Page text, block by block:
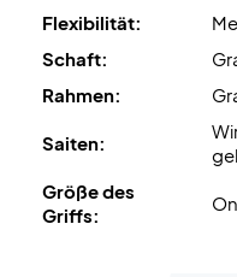
Flexibilität:
Schaft:
Rahmen:
Saiten:
Größe des
Griffs: